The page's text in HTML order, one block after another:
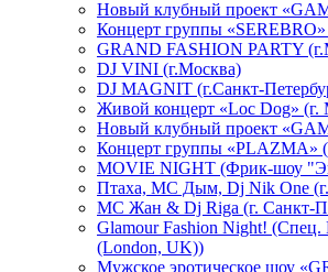
Новый клубный проект
Концерт группы
GRAND FASHION PARTY
DJ VINI (г.Москва)
DJ MAGNIT (г.Санкт-
Живой концерт «Loc Dog» (г.
Новый клубный проект
Концерт группы «PLAZMA»
MOVIE NIGHT (Фрик-шоу
Птаха, МС Дым, Dj Nik One
МС Жан & Dj Riga (г. Санкт-
Glamour Fashion Night! (Спец.
(London, UK))
Мужское эротическое шоу